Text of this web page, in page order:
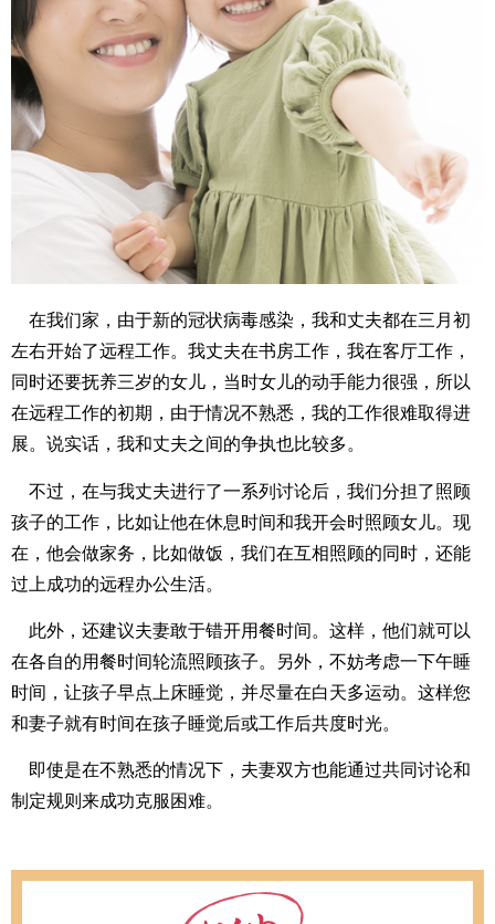
在我们家，由于新的冠状病毒感染，我和丈夫都在三月初
左右开始了远程工作。我丈夫在书房工作，我在客厅工作，
同时还要抚养三岁的女儿，当时女儿的动手能力很强，所以
在远程工作的初期，由于情况不熟悉，我的工作很难取得进
展。说实话，我和丈夫之间的争执也比较多。
不过，在与我丈夫进行了一系列讨论后，我们分担了照顾
孩子的工作，比如让他在休息时间和我开会时照顾女儿。现
在，他会做家务，比如做饭，我们在互相照顾的同时，还能
过上成功的远程办公生活。
此外，还建议夫妻敢于错开用餐时间。这样，他们就可以
在各自的用餐时间轮流照顾孩子。另外，不妨考虑一下午睡
时间，让孩子早点上床睡觉，并尽量在白天多运动。这样您
和妻子就有时间在孩子睡觉后或工作后共度时光。
即使是在不熟悉的情况下，夫妻双方也能通过共同讨论和
制定规则来成功克服困难。